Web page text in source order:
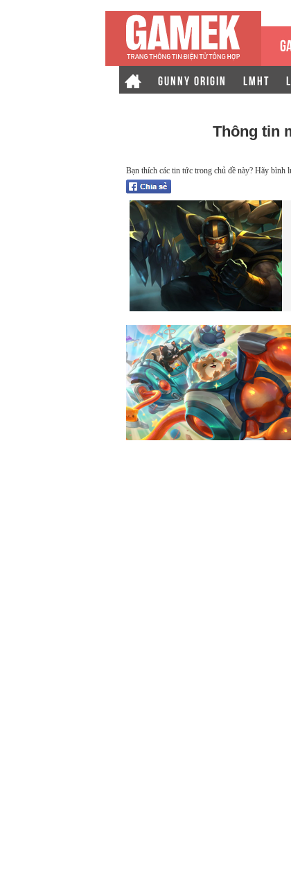
GUNNY ORIGIN LMHT
Thông tin
Bạn thích các tin tức trong chủ đề này? Hãy bình